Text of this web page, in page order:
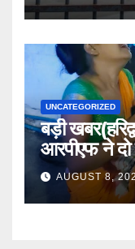
UNCATEGORIZED
बड़ी
आरपीएफ ने
।।AUGUST 8,